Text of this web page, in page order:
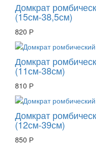
Домкрат
(15см-38,5см)
820 Р
Домкрат
(11см-38см)
810 Р
Домкрат
(12см-39см)
850 Р